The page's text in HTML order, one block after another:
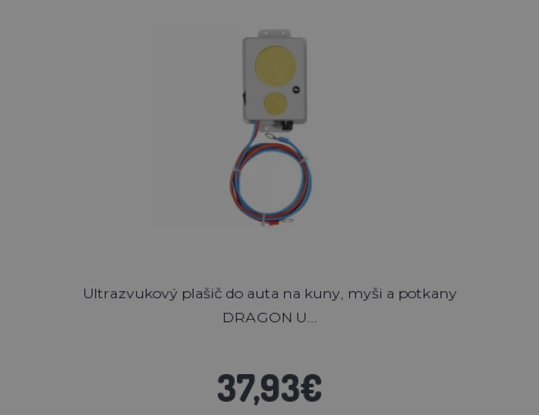
Ultrazvukový plašič do auta na kuny, myši a potkany
DRAGON U...
37,93€